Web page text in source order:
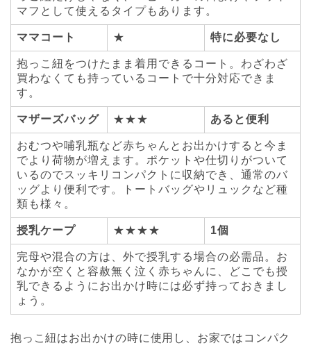
マフとして使えるタイプもあります。
ママコート ★ 特に必要なし
抱っこ紐をつけたまま着用できるコート。わざわざ
買わなくても持っているコートで十分対応できま
す。
マザーズバッグ ★★★ あると便利
おむつや哺乳瓶など赤ちゃんとお出かけすると今ま
でより荷物が増えます。ポケットや仕切りがついて
いるのでスッキリコンパクトに収納でき、通常のバ
ッグより便利です。トートバッグやリュックなど種
類も様々。
授乳ケープ ★★★★ 1個
完母や混合の方は、外で授乳する場合の必需品。お
なかが空くと容赦無く泣く赤ちゃんに、どこでも授
乳できるようにお出かけ時には必ず持っておきまし
ょう。
抱っこ紐はお出かけの時に使用し、お家ではコンパク